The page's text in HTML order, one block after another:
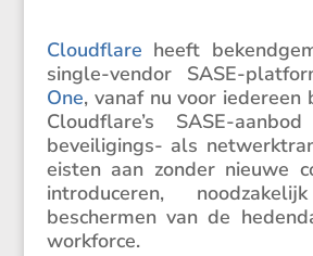
Cloud­flare heeft
single-vendor SASE-
One, vanaf nu voor iedereen
Cloudflare’s SASE-
bevei­li­gings- als
eisten aan zonder nieuwe
intro­du­ceren,
beschermen van de
workforce.